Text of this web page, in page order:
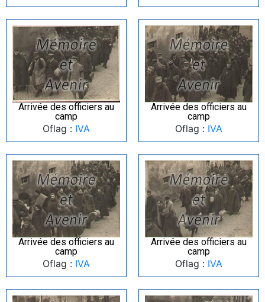
Arrivée des officiers au
camp
Oflag : IVA
Arrivée des officiers au
camp
Oflag : IVA
Arrivée des officiers au
camp
Oflag : IVA
Arrivée des officiers au
camp
Oflag : IVA